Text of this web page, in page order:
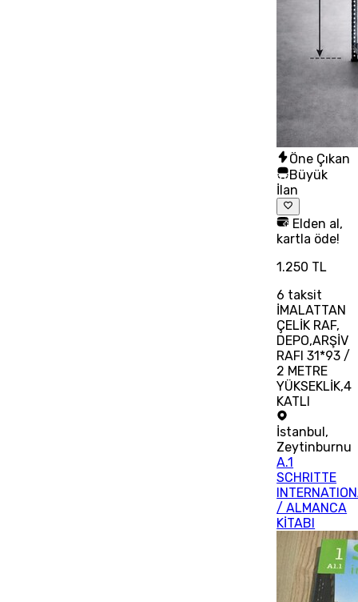
Öne Çıkan
Büyük
İlan
Elden al,
kartla öde!
1.250 TL
6 taksit
İMALATTAN
ÇELİK RAF,
DEPO,ARŞİV
RAFI 31*93 /
2 METRE
YÜKSEKLİK,4
KATLI
İstanbul,
Zeytinburnu
A.1
SCHRITTE
/ ALMANCA
KİTABI